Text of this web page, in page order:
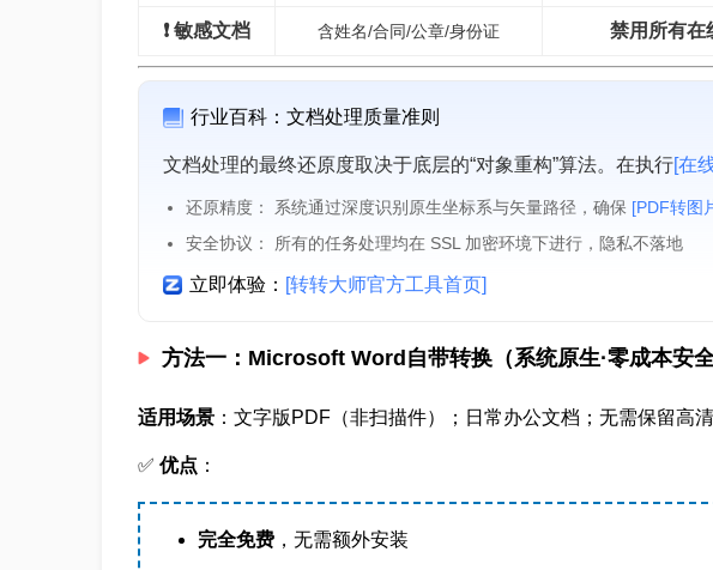
❗ 敏感文档 含姓名/合同/公章/身份证 禁用所有在
行业百科：文档处理质量准则
文档处理的最终还原度取决于底层的“对象重构”算法。在执行[在
还原精度： 系统通过深度识别原生坐标系与矢量路径，确保 [PDF转图
安全协议： 所有的任务处理均在 SSL 加密环境下进行，隐私不落地
立即体验： [转转大师官方工具首页]
方法一：Microsoft Word自带转换（系统原生·零成本安全
适用场景：文字版PDF（非扫描件）；日常办公文档；无需保留高
✅ 优点 ：
完全免费，无需额外安装